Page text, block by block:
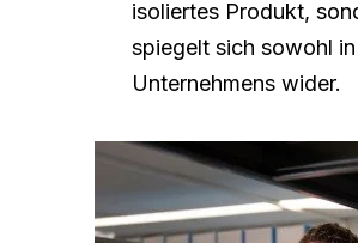
isoliertes Produkt,
spiegelt sich sowohl
Unternehmens wider.